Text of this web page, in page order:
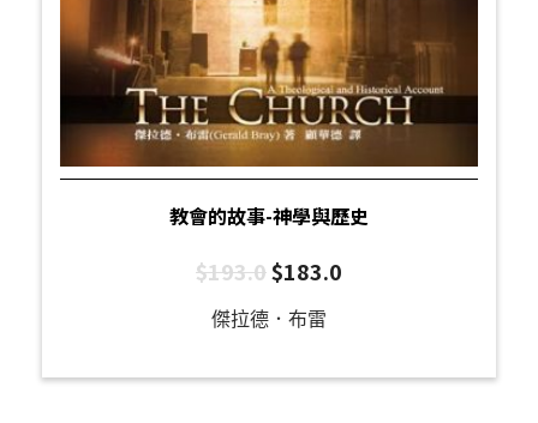
教會的故事-神學與歷史
$193.0$183.0
傑拉德．布雷